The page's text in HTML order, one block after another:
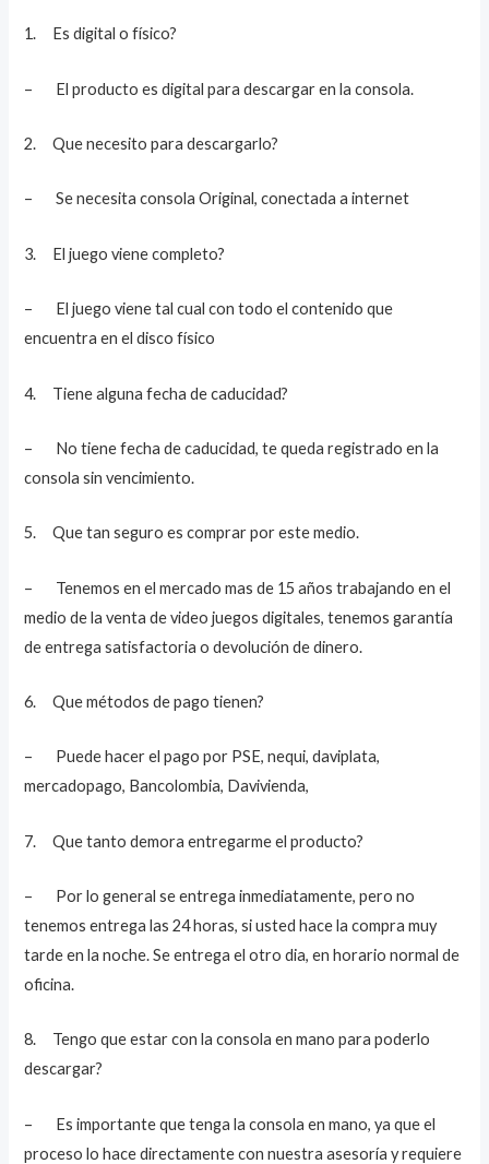
1. Es digital o físico?
– El producto es digital para descargar en la consola.
2. Que necesito para descargarlo?
– Se necesita consola Original, conectada a internet
3. El juego viene completo?
– El juego viene tal cual con todo el contenido que
encuentra en el disco físico
4. Tiene alguna fecha de caducidad?
– No tiene fecha de caducidad, te queda registrado en la
consola sin vencimiento.
5. Que tan seguro es comprar por este medio.
– Tenemos en el mercado mas de 15 años trabajando en el
medio de la venta de video juegos digitales, tenemos garantía
de entrega satisfactoria o devolución de dinero.
6. Que métodos de pago tienen?
– Puede hacer el pago por PSE, nequi, daviplata,
mercadopago, Bancolombia, Davivienda,
7. Que tanto demora entregarme el producto?
– Por lo general se entrega inmediatamente, pero no
tenemos entrega las 24 horas, si usted hace la compra muy
tarde en la noche. Se entrega el otro dia, en horario normal de
oficina.
8. Tengo que estar con la consola en mano para poderlo
descargar?
– Es importante que tenga la consola en mano, ya que el
proceso lo hace directamente con nuestra asesoría y requiere